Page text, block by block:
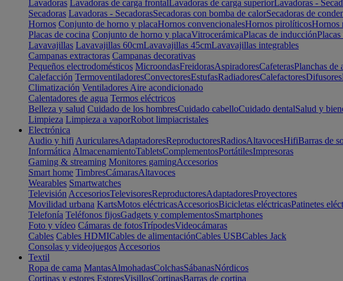
Lavadoras Lavadoras de carga frontalLavadoras de carga superiorLavadoras -
Secadoras Lavadoras - SecadorasSecadoras con bomba de calorSecadoras de
Hornos Conjunto de horno y placaHornos convencionalesHornos pirolíticosHornos
Placas de cocina Conjunto de horno y placaVitrocerámicaPlacas de inducciónPlacas
Lavavajillas Lavavajillas 60cmLavavajillas 45cmLavavajillas integrables
Campanas extractoras Campanas decorativas
Pequeños electrodomésticos MicroondasFreidorasAspiradoresCafeterasPlanchas de
Calefacción TermoventiladoresConvectoresEstufasRadiadoresCalefactoresDifusores
Climatización Ventiladores Aire acondicionado
Calentadores de agua Termos eléctricos
Belleza y salud Cuidado de los hombresCuidado cabelloCuidado dentalSalud y
Limpieza Limpieza a vaporRobot limpiacristales
Electrónica
Audio y hifi AuricularesAdaptadoresReproductoresRadiosAltavocesHifiBarras de
Informática AlmacenamientoTabletsComplementosPortátilesImpresoras
Gaming & streaming Monitores gamingAccesorios
Smart home TimbresCámarasAltavoces
Wearables Smartwatches
Televisión AccesoriosTelevisoresReproductoresAdaptadoresProyectores
Movilidad urbana KartsMotos eléctricasAccesoriosBicicletas eléctricasPatinetes
Telefonía Teléfonos fijosGadgets y complementosSmartphones
Foto y vídeo Cámaras de fotosTrípodesVideocámaras
Cables Cables HDMICables de alimentaciónCables USBCables Jack
Consolas y videojuegos Accesorios
Textil
Ropa de cama MantasAlmohadasColchasSábanasNórdicos
Cortinas y estores EstoresVisillosCortinasBarras de cortina